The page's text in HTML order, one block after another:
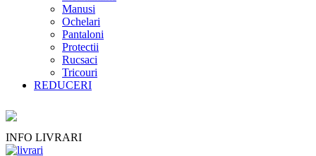
Manusi
Ochelari
Pantaloni
Protectii
Rucsaci
Tricouri
REDUCERI
INFO LIVRARI